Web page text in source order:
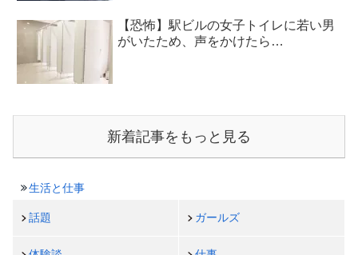
【恐怖】駅ビルの女子トイレに若い男
がいたため、声をかけたら…
新着記事をもっと見る
生活と仕事
話題 ガールズ